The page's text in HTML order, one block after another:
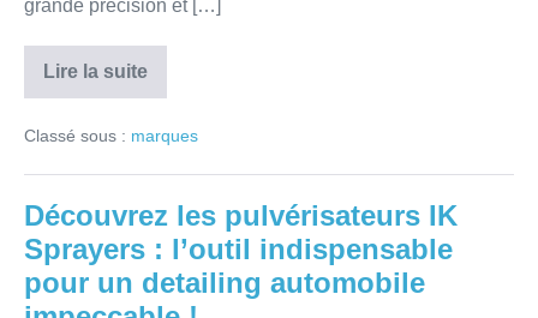
grande précision et […]
Lire la suite
Classé sous : marques
Découvrez les pulvérisateurs IK
Sprayers : l’outil indispensable
pour un detailing automobile